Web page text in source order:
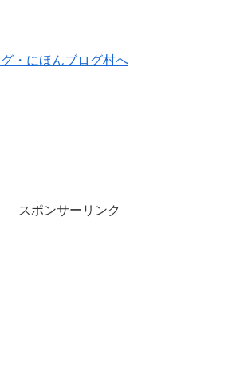
スポンサーリンク